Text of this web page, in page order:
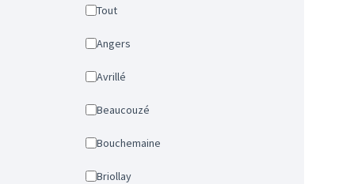
Tout
Angers
Avrillé
Beaucouzé
Bouchemaine
Briollay